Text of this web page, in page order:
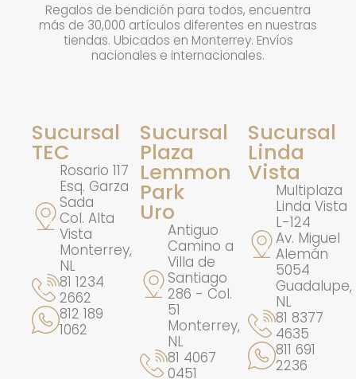
Regalos de bendición para todos, encuentra
más de 30,000 artículos diferentes en nuestras
tiendas. Ubicados en Monterrey. Envíos
nacionales e internacionales.
Sucursal
TEC
Rosario 117
Esq. Garza
Sada
Col. Alta
Vista
Monterrey,
NL
81 1234
2662
812 189
1062
Sucursal
Plaza
Lemmon
Park
Uro
Antiguo
Camino a
Villa de
Santiago
286 - Col.
51
Monterrey,
NL
81 4067
0451
Sucursal
Linda
Vista
Multiplaza
Linda Vista
L-124
Av. Miguel
Alemán
5054
Guadalupe,
NL
81 8377
4635
811 691
2236